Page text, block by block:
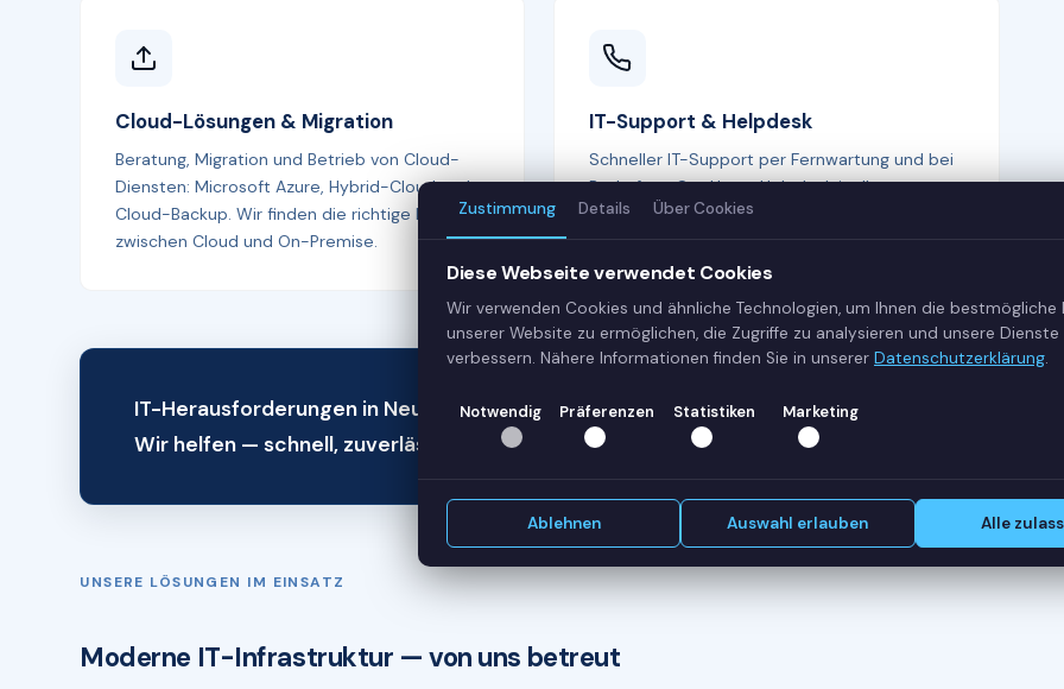
Cloud-Lösungen & Migration
Beratung, Migration und Betrieb von Cloud-
Diensten: Microsoft Azure, Hybrid-Cloud und
Cloud-Backup. Wir finden die richtige Balance
zwischen Cloud und On-Premise.
IT-Support & Helpdesk
Schneller IT-Support per Fernwartung und bei
Bedarf vor Ort. Unser Helpdesk ist Ihr erster
Ansprechpartner bei allen IT-Fragen —
IT-Herausforderungen in Neuburg an der Donau?
Wir helfen — schnell, zuverlässig, remote.
Erstgespräch vereinbaren
UNSERE LÖSUNGEN IM EINSATZ
Moderne IT-Infrastruktur — von uns betreut
Zustimmung Details Über Cookies
Diese Webseite verwendet Cookies
Wir verwenden Cookies und ähnliche Technologien, um Ihnen die bestmögliche
unserer Website zu ermöglichen, die Zugriffe zu analysieren und unsere
verbessern. Nähere Informationen finden Sie in unserer Datenschutzerklärung.
Notwendig Präferenzen Statistiken Marketing
Ablehnen Auswahl erlauben Alle